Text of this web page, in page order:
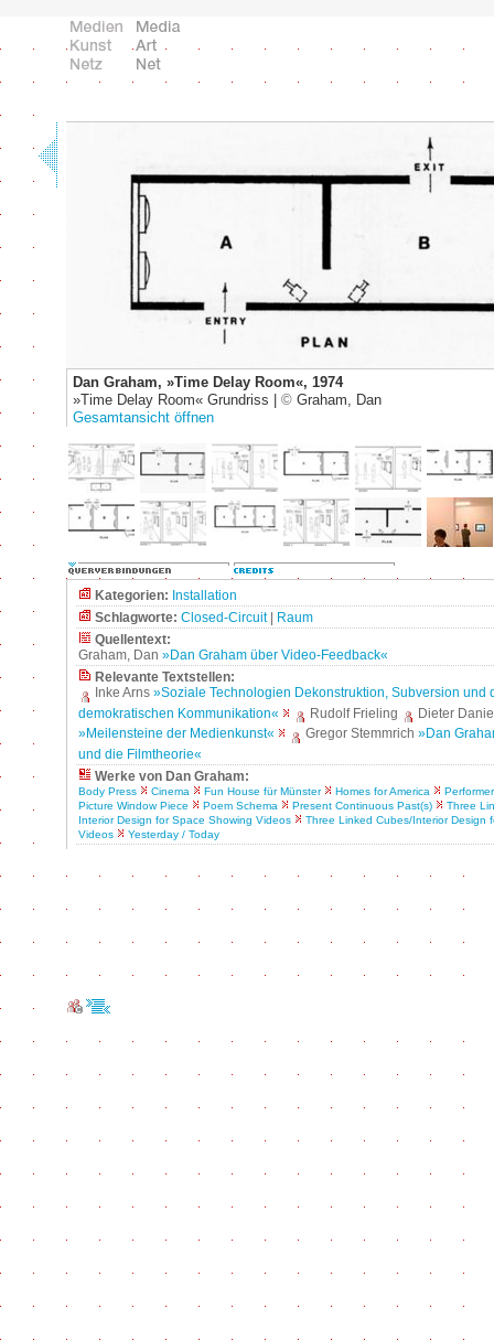
Dan Graham, »Time Delay Room«, 1974
»Time Delay Room« Grundriss | © Graham, Dan
Gesamtansicht öffnen
Kategorien: Installation
Schlagworte: Closed-Circuit|
Raum
Quellentext:
Graham, Dan »Dan Graham über Video-Feedback«
Relevante Textstellen:
Inke Arns »Soziale Technologien Dekonstruktion, Subversion und
demokratischen Kommunikation«
Rudolf Frieling
Dieter
»Meilensteine der Medienkunst«
Gregor Stemmrich »Dan
und die Filmtheorie«
Werke von Dan Graham:
Body Press Cinema Fun House für Münster Homes for America
Picture Window Piece
Poem Schema Present Continuous Past(s)
Three
Interior Design for Space Showing Videos
Three Linked Cubes/Interior Design
Videos
Yesterday / Today